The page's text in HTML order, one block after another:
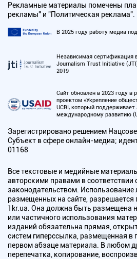
Рекламные материалы помечены
рекламы" и "Политическая реклама".
В 2025 году работу медиа
Независимая сертификация
Journalism Trust Initiative
2019
Сайт обновлен в 2023 году в
проектом «Укрепление
UCBI, который
международному развитию
Зарегистрировано решением
Субъект в сфере онлайн-медиа;
01168
Все текстовые и медийные
авторскими правами в
законодательством. Использование
размещенных на сайте, разрешается
1kr.ua. Она должна быть размещена
или частичного использования
изданий обязательна прямая,
систем гиперссылка, размещенная в
первом абзаце материала. В любом
перепечатка, копирование,